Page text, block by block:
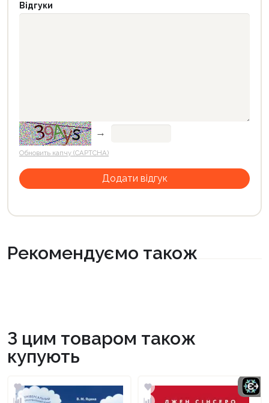
Відгуки
→
Обновить капчу (CAPTCHA)
Рекомендуємо також
З цим товаром також
купують